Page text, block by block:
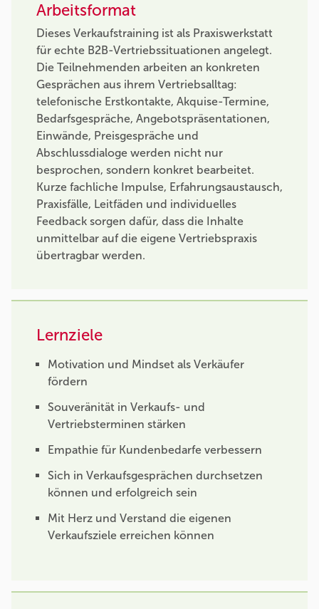
Arbeitsformat
Dieses Verkaufstraining ist als Praxiswerkstatt
für echte B2B-Vertriebssituationen angelegt.
Die Teilnehmenden arbeiten an konkreten
Gesprächen aus ihrem Vertriebsalltag:
telefonische Erstkontakte, Akquise-Termine,
Bedarfsgespräche, Angebotspräsentationen,
Einwände, Preisgespräche und
Abschlussdialoge werden nicht nur
besprochen, sondern konkret bearbeitet.
Kurze fachliche Impulse, Erfahrungsaustausch,
Praxisfälle, Leitfäden und individuelles
Feedback sorgen dafür, dass die Inhalte
unmittelbar auf die eigene Vertriebspraxis
übertragbar werden.
Lernziele
Motivation und Mindset als Verkäufer
fördern
Souveränität in Verkaufs- und
Vertriebsterminen stärken
Empathie für Kundenbedarfe verbessern
Sich in Verkaufsgesprächen durchsetzen
können und erfolgreich sein
Mit Herz und Verstand die eigenen
Verkaufsziele erreichen können